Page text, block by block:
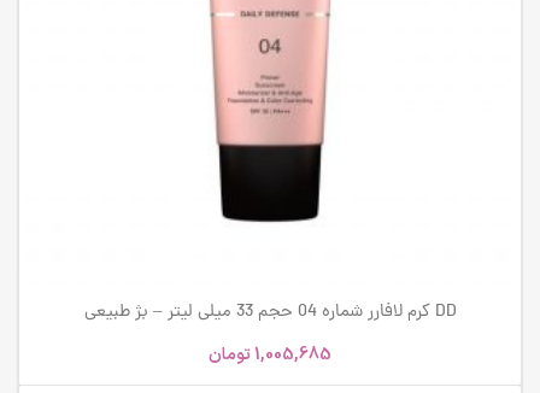
DD کرم لافارر شماره 04 حجم 33 میلی لیتر – بژ طبیعی
1,005,685تومان